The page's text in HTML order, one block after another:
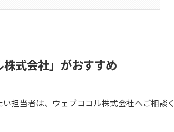
式会社」がおすすめ
担当者は、ウェブココル株式会社へご相談く